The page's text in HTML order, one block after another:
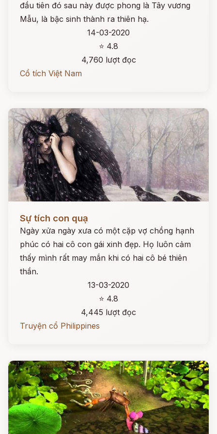
đầu tiên đó sau này được phong là Tây vương
Mẫu, là bậc sinh thành ra thiên hạ.
14-03-2020
⭐ 4.8
4,760 lượt đọc
Cổ tích Việt Nam
Sự tích con quạ
Ngày xửa ngày xưa có một cặp vợ chồng hạnh
phúc có hai cô con gái xinh đẹp. Họ luôn cảm
thấy mình rất may mắn khi có hai cô bé thiên
thần.
13-03-2020
⭐ 4.8
4,445 lượt đọc
Truyện cổ Philippines